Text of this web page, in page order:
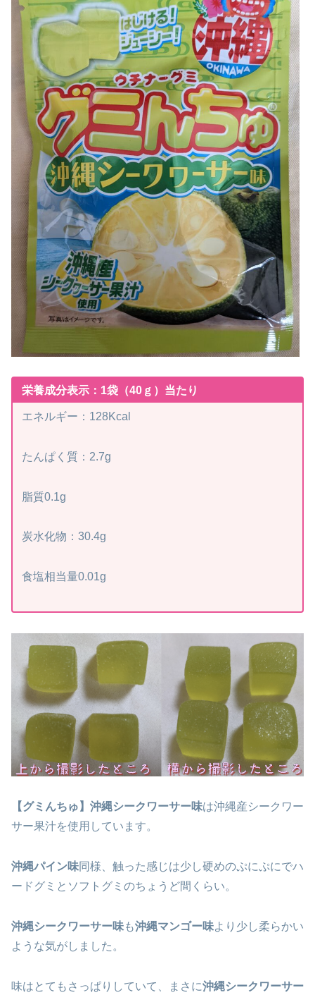
栄養成分表示：1袋（40ｇ）当たり
エネルギー：128Kcal
たんぱく質：2.7g
脂質0.1g
炭水化物：30.4g
食塩相当量0.01g
【グミんちゅ】沖縄シークワーサー味は沖縄産シークワー
サー果汁を使用しています。
沖縄パイン味同様、触った感じは少し硬めのぷにぷにでハ
ードグミとソフトグミのちょうど間くらい。
沖縄シークワーサー味も沖縄マンゴー味より少し柔らかい
ような気がしました。
味はとてもさっぱりしていて、まさに沖縄シークワーサー